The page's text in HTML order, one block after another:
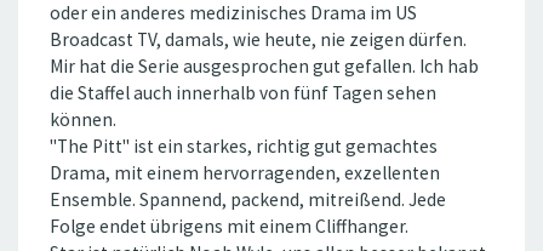
oder ein anderes medizinisches Drama im US
Broadcast TV, damals, wie heute, nie zeigen dürfen.
Mir hat die Serie ausgesprochen gut gefallen. Ich hab
die Staffel auch innerhalb von fünf Tagen sehen
können.
''The Pitt'' ist ein starkes, richtig gut gemachtes
Drama, mit einem hervorragenden, exzellenten
Ensemble. Spannend, packend, mitreißend. Jede
Folge endet übrigens mit einem Cliffhanger.